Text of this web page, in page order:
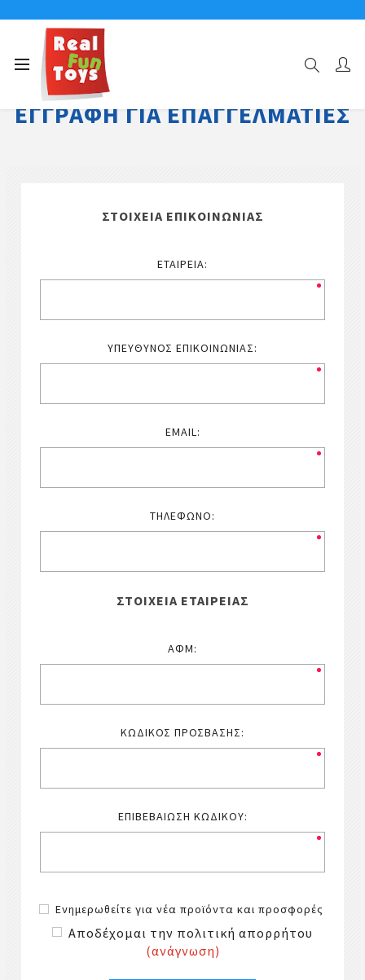
ΕΓΓΡΑΦΉ ΓΙΑ ΕΠΑΓΓΕΛΜΑΤΊΕΣ
ΣΤΟΙΧΕΊΑ ΕΠΙΚΟΙΝΩΝΊΑΣ
ΕΤΑΙΡΕΊΑ:
ΥΠΕΎΘΥΝΟΣ ΕΠΙΚΟΙΝΩΝΊΑΣ:
EMAIL:
ΤΗΛΈΦΩΝΟ:
ΣΤΟΙΧΕΊΑ ΕΤΑΙΡΕΊΑΣ
ΑΦΜ:
ΚΩΔΙΚΌΣ ΠΡΌΣΒΑΣΗΣ:
ΕΠΙΒΕΒΑΊΩΣΗ ΚΩΔΙΚΟΎ:
Ενημερωθείτε για νέα προϊόντα και προσφορές
Αποδέχομαι την πολιτική απορρήτου
(ανάγνωση)